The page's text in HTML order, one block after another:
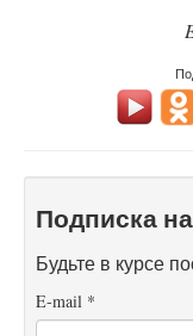
Подписка
Будьте в курсе
E-mail *